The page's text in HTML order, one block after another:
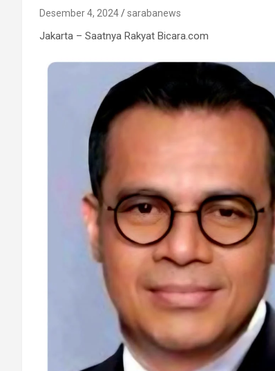
Desember 4, 2024 sarabanews
Jakarta – Saatnya Rakyat Bicara.com